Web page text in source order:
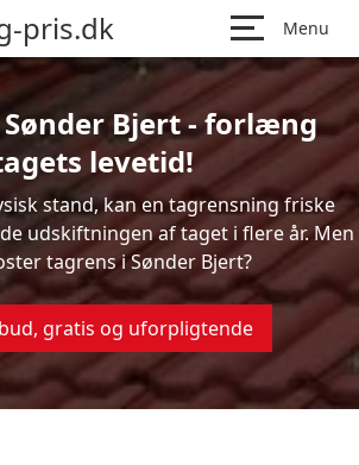
pris.dk Menu
Sønder Bjert - forlæng
levetid!
stand, kan en tagrensning friske
udskiftningen af taget i flere år. Men
tagrens i Sønder Bjert?
gratis og uforpligtende